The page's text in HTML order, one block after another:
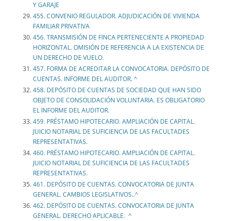
Y GARAJE
455. CONVENIO REGULADOR. ADJUDICACIÓN DE VIVIENDA
FAMILIAR PRIVATIVA
456. TRANSMISIÓN DE FINCA PERTENECIENTE A PROPIEDAD
HORIZONTAL. OMISIÓN DE REFERENCIA A LA EXISTENCIA DE
UN DERECHO DE VUELO.
457. FORMA DE ACREDITAR LA CONVOCATORIA. DEPÓSITO DE
CUENTAS. INFORME DEL AUDITOR. ^
458. DEPÓSITO DE CUENTAS DE SOCIEDAD QUE HAN SIDO
OBJETO DE CONSOLIDACIÓN VOLUNTARIA. ES OBLIGATORIO
EL INFORME DEL AUDITOR.
459. PRÉSTAMO HIPOTECARIO. AMPLIACIÓN DE CAPITAL.
JUICIO NOTARIAL DE SUFICIENCIA DE LAS FACULTADES
REPRESENTATIVAS.
460. PRÉSTAMO HIPOTECARIO. AMPLIACIÓN DE CAPITAL.
JUICIO NOTARIAL DE SUFICIENCIA DE LAS FACULTADES
REPRESENTATIVAS.
461. DEPÓSITO DE CUENTAS. CONVOCATORIA DE JUNTA
GENERAL. CAMBIOS LEGISLATIVOS..^
462. DEPÓSITO DE CUENTAS. CONVOCATORIA DE JUNTA
GENERAL. DERECHO APLICABLE. ^